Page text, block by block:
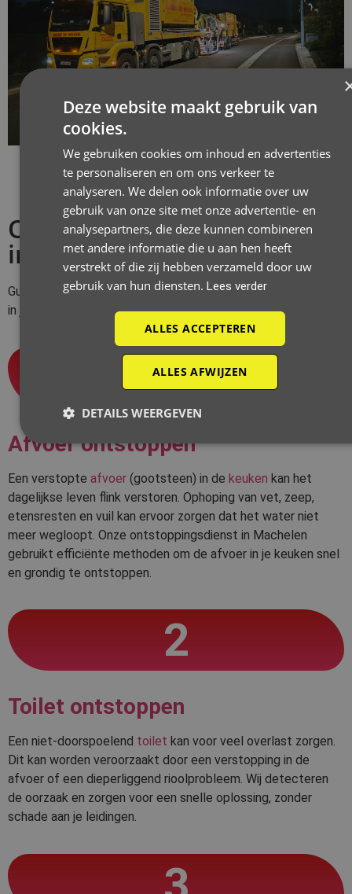
Onze ontstoppingsdiensten
in Machelen
Guido De Wever biedt allerhandeontstoppingsdiensten
in jouw regio.
1
Afvoer ontstoppen
Een verstopte afvoer (gootsteen) in de keuken kan het
dagelijkse leven flink verstoren. Ophoping van vet, zeep,
etensresten en vuil kan ervoor zorgen dat het water niet
meer wegloopt. Onze ontstoppingsdienst in Machelen
gebruikt efficiënte methoden om de afvoer in je keuken snel
en grondig te ontstoppen.
2
Toilet ontstoppen
Een niet-doorspoelend toilet kan voor veel overlast zorgen.
Dit kan worden veroorzaakt door een verstopping in de
afvoer of een dieperliggend rioolprobleem. Wij detecteren
de oorzaak en zorgen voor een snelle oplossing, zonder
schade aan je leidingen.
Deze website maakt gebruik van
cookies.
We gebruiken cookies om inhoud en advertenties
te personaliseren en om ons verkeer te
analyseren. We delen ook informatie over uw
gebruik van onze site met onze advertentie- en
analysepartners, die deze kunnen combineren
met andere informatie die u aan hen heeft
verstrekt of die zij hebben verzameld door uw
gebruik van hun diensten.Lees verder
ALLES ACCEPTEREN
ALLES AFWIJZEN
DETAILS WEERGEVEN